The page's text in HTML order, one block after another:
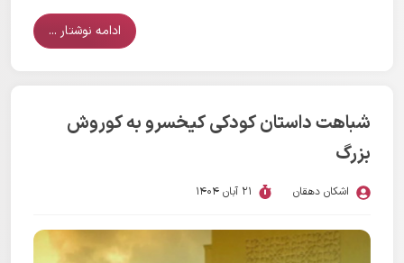
ادامه نوشتار ...
شباهت داستان کودکی کیخسرو به کوروش
بزرگ
اشکان دهقان 21 آبان 1404